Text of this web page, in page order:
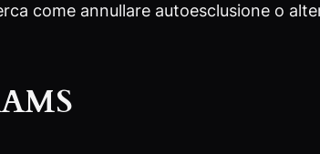
come annullare autoesclusione o